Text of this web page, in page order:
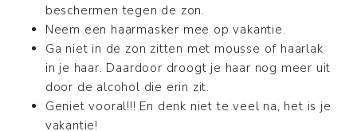
beschermen tegen de zon.
Neem een haarmasker mee op vakantie.
Ga niet in de zon zitten met mousse of haarlak
in je haar. Daardoor droogt je haar nog meer uit
door de alcohol die erin zit.
Geniet vooral!!! En denk niet te veel na, het is je
vakantie!